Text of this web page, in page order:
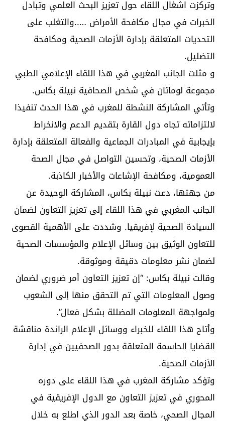
وتركزت اشغال اللقاء حول تعزيز البحث العلمي وتبادل
الخبرات في مجال مكافحة الأمراض …..والتغلب على
التحديات المتعلقة بإدارة الأزمات الصحية ومكافحة
التضليل.
و مثلت الجانب المغربي في هذا اللقاء الإعلامي الطبي
مجموعة لوماتان في شخص الصحافية نبيلة بكاس.
وتأتي المشاركة النشطة للمغرب في هذا الحدث تنفيذا
لالتزاماته تجاه دول القارة بتقديم الدعم والانخراط
بإيجابية في المبادرات الجماعية والفعالة المتعلقة بإدارة
الأزمات الصحية، وتحسين التواصل في مجال الصحة
العمومية، ومكافحة الإشاعات والأخبار الكاذبة.
من جهتها، دعت نبيلة بكاس، المشاركة الوحيدة عن
الجانب المغربي في هذا اللقاء إلى تعزيز التعاون لضمان
السيادة الصحية لإفريقيا. وشددت على الأهمية القصوى
للتعاون الوثيق بين وسائل الإعلام والمؤسسات الصحية
لضمان نشر معلومات دقيقة وموثوقة.
وقالت نبيلة بكاس: “إن تعزيز التعاون أمر ضروري لضمان
وصول المعلومات التي تم التحقق منها إلى الشعوب
ولمواجهة المعلومات المضللة بشكل فعال”.
وأتاح هذا اللقاء للخبراء ووسائل الإعلام الرائدة مناقشة
القضايا الحاسمة المتعلقة بدور الصحفيين في إدارة
الأزمات الصحية.
وتؤكد مشاركة المغرب في هذا اللقاء على دوره
المحوري في تعزيز التعاون مع الدول الإفريقية في
المجال الصحي، خاصة بعد الدور الذي اطلع به خلال